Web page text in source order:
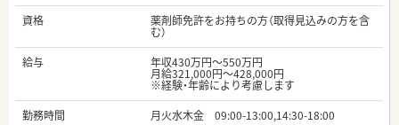
資格
薬剤師免許をお持ちの方（取得見込みの方を含
む）
給与
年収430万円～550万円
月給321,000円～428,000円
※経験・年齢により考慮します
勤務時間
月火水木金 09:00-13:00,14:30-18:00